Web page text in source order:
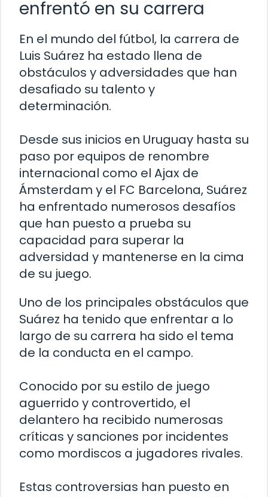
enfrentó en su carrera
En el mundo del fútbol, la carrera de
Luis Suárez ha estado llena de
obstáculos y adversidades que han
desafiado su talento y
determinación.
Desde sus inicios en Uruguay hasta su
paso por equipos de renombre
internacional como el Ajax de
Ámsterdam y el FC Barcelona, Suárez
ha enfrentado numerosos desafíos
que han puesto a prueba su
capacidad para superar la
adversidad y mantenerse en la cima
de su juego.
Uno de los principales obstáculos que
Suárez ha tenido que enfrentar a lo
largo de su carrera ha sido el tema
de la conducta en el campo.
Conocido por su estilo de juego
aguerrido y controvertido, el
delantero ha recibido numerosas
críticas y sanciones por incidentes
como mordiscos a jugadores rivales.
Estas controversias han puesto en